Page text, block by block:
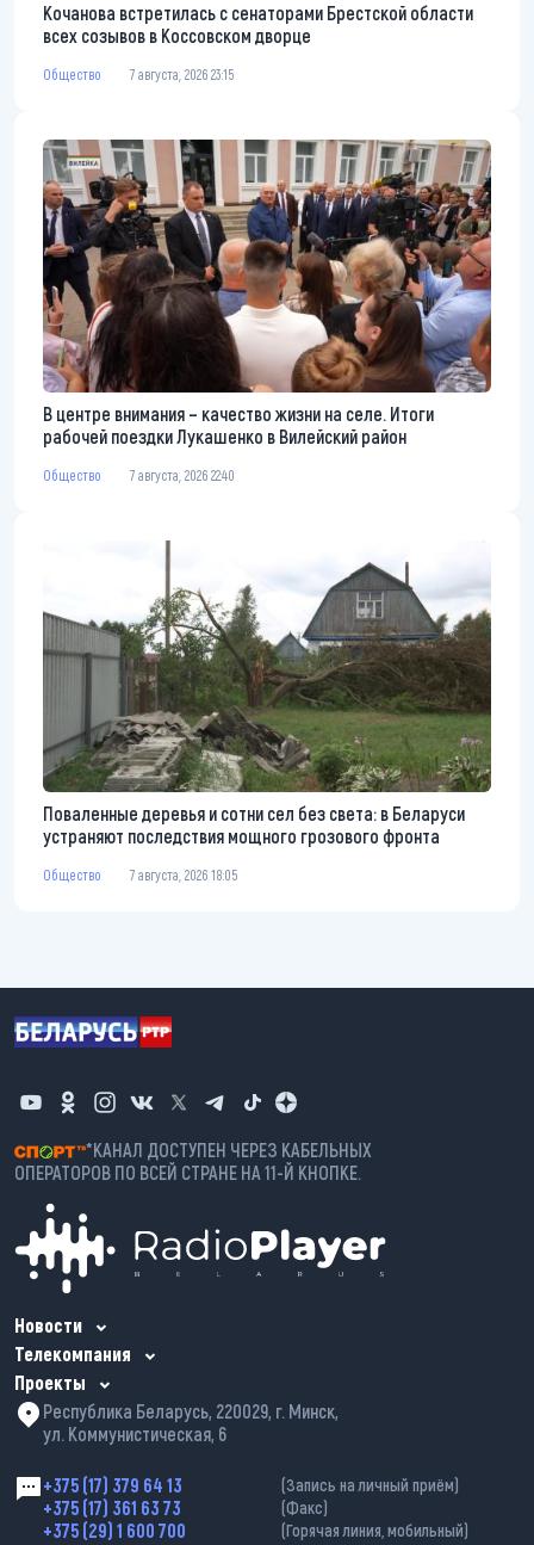
Кочанова встретилась с сенаторами Брестской области
всех созывов в Коссовском дворце
Общество 7 августа, 2026 23:15
В центре внимания – качество жизни на селе. Итоги
рабочей поездки Лукашенко в Вилейский район
Общество 7 августа, 2026 22:40
Поваленные деревья и сотни сел без света: в Беларуси
устраняют последствия мощного грозового фронта
Общество 7 августа, 2026 18:05
*КАНАЛ ДОСТУПЕН ЧЕРЕЗ КАБЕЛЬНЫХ
ОПЕРАТОРОВ ПО ВСЕЙ СТРАНЕ НА 11-Й КНОПКЕ.
Новости
Телекомпания
Проекты
Республика Беларусь, 220029, г. Минск,
ул. Коммунистическая, 6
+375 (17) 379 64 13 (Запись на личный приём)
+375 (17) 361 63 73 (Факс)
+375 (29) 1 600 700 (Горячая линия, мобильный)